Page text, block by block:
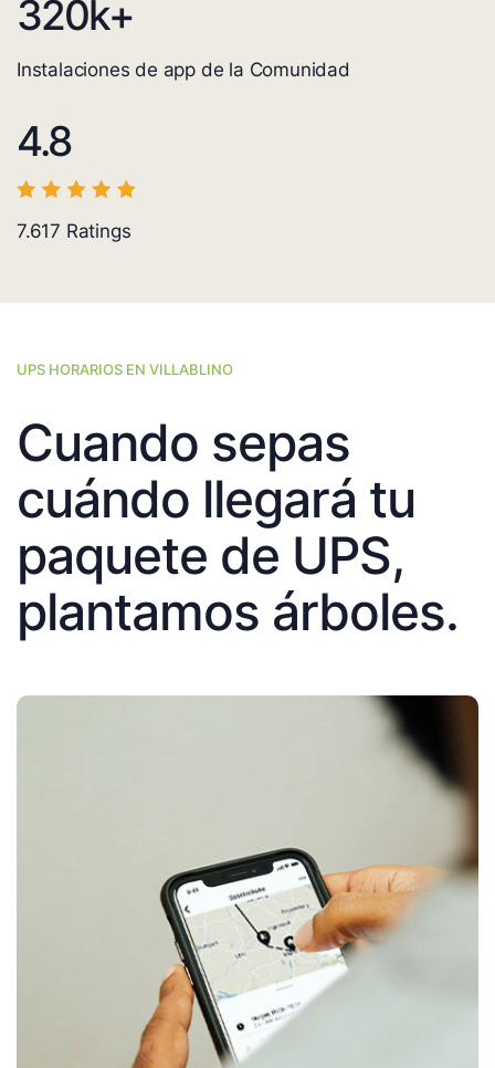
320k+
Instalaciones de app de la Comunidad
4.8
7.617 Ratings
UPS HORARIOS EN VILLABLINO
Cuando sepas
cuándo llegará tu
paquete de UPS,
plantamos árboles.